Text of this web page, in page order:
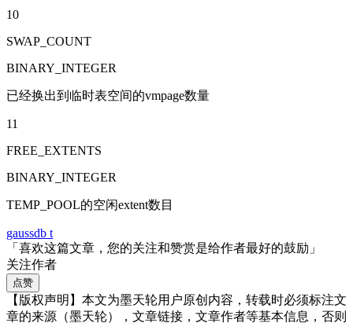
10
SWAP_COUNT
BINARY_INTEGER
已经换出到临时表空间的vmpage数量
11
FREE_EXTENTS
BINARY_INTEGER
TEMP_POOL的空闲extent数目
gaussdb t
「喜欢这篇文章，您的关注和赞赏是给作者最好的鼓励」
关注作者
点赞
【版权声明】本文为墨天轮用户原创内容，转载时必须标注文
章的来源（墨天轮），文章链接，文章作者等基本信息，否则